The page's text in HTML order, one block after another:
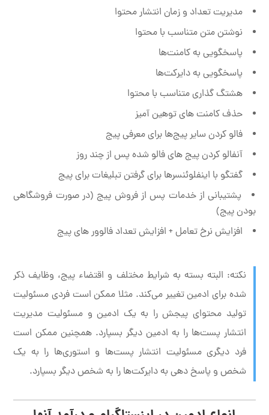
مدیریت تعداد و زمان انتشار محتوا
نوشتن متن متناسب با محتوا
پاسخگویی به کامنت‌ها
پاسخگویی به دایرکت‌ها
هشتگ گذاری متناسب با محتوا
حذف کامنت های توهین آمیز
فالو کردن سایر پیج‌ها برای معرفی پیج
آنفالو کردن پیج های فالو شده پس از چند روز
گفتگو با اینفلوئنسرها برای گرفتن تبلیغات برای پیج
پشتیبانی از خدمات پس از فروش پیج (در صورت فروشگاهی
بودن پیج)
افزایش نرخ تعامل + افزایش تعداد فالوور های پیج
نکته: البته بسته به شرایط مختلف و اقتضاء پیج، وظایف ذکر
شده برای ادمین تغییر می‌کند. مثلا ممکن است فردی مسئولیت
تولید محتوای پیجش را به یک ادمین و مسئولیت مدیریت
انتشار پست‌ها را به ادمین دیگر بسپارد. همچنین ممکن است
فرد دیگری مسئولیت انتشار پست‌ها و استوری‌ها را به یک
شخص و پاسخ دهی به دایرکت‌ها را به شخص دیگر بسپارد.